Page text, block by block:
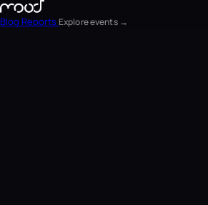
Blog Reports Explore events →